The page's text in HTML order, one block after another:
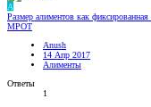
A
Размер алиментов как
МРОТ
Anush
14 Апр 2017
Алименты
Ответы
1